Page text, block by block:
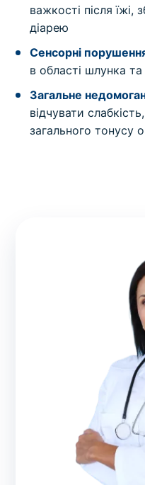
важкості після їжі,
діарею
Сенсорні
в області шлунка
Загальне
відчувати
загального тонусу